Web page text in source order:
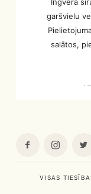
Ingvera
garšvielu
salātos,
VISAS